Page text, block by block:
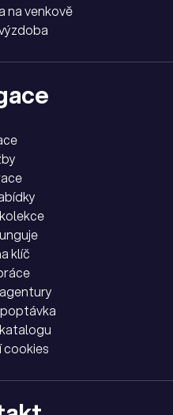
na venkově
klíč
cookies